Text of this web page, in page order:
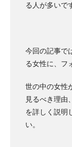
る人が多いで
今回の記事で
る女性に、フ
世の中の女性
見るべき理由
を詳しく説明
い。